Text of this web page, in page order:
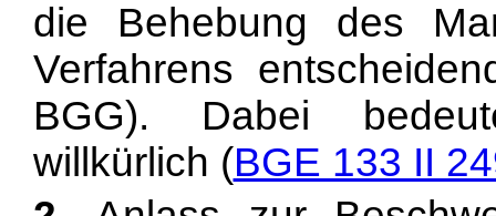
die Behebung des
Verfahrens
BGG). Dabei
willkürlich (BGE 133 II